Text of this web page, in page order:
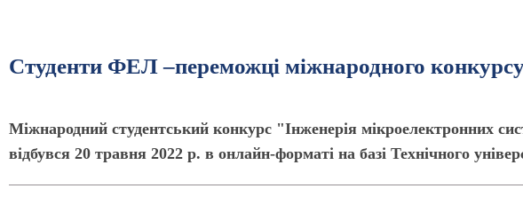
Студенти ФЕЛ –переможці міжнародного
Міжнародний студентський конкурс "Інженерія мікроелектронних
відбувся 20 травня 2022 р. в онлайн-форматі на базі Технічного